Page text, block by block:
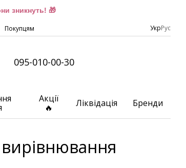
зникнуть! 🎁
Покупцям УкрРус
095-010-00-30
Акції
🔥
Ліквідація Бренди